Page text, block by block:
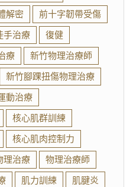
解密
前十字韌帶受傷
手治療
復健
療
新竹物理治療師
新竹腳踝扭傷物理治療
動治療
核心肌群訓練
核心肌肉控制力
理治療
物理治療師
肌力訓練
肌腱炎